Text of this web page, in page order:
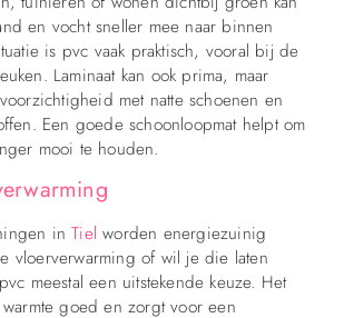
en vocht sneller mee naar binnen
is pvc vaak praktisch, vooral bij de
Laminaat kan ook prima, maar
met natte schoenen en
Een goede schoonloopmat helpt om
mooi te houden.
inTiel worden energiezuinig
vloerverwarming of wil je die laten
meestal een uitstekende keuze. Het
goed en zorgt voor een